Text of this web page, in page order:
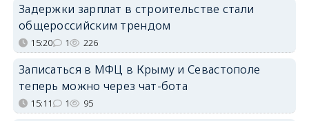
Задержки зарплат в строительстве стали
общероссийским трендом
15:20 1 226
Записаться в МФЦ в Крыму и Севастополе
теперь можно через чат-бота
15:11 1 95